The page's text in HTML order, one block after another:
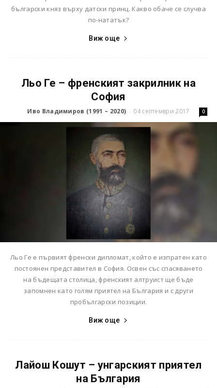
български княз върху датски принц. Какво обаче се случва
по-нататък?
Виж още
Льо Ге – френският закрилник на
София
Иво Владимиров (1991 – 2020) - 04 септември 2017 0
Льо Ге е първият френски дипломат, който е изпратен като
постоянен представител в София. Освен със спасяването
на бъдещата столица, френският алтруист ще бъде
запомнен като голям приятел на България и с други
пробългарски позиции.
Виж още
Лайош Кошут – унгарският приятел
на България